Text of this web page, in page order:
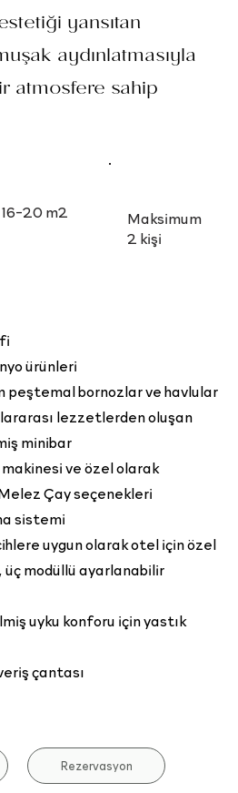
yansıtan
aydınlatmasıyla
atmosfere sahip
ürünleri
peştemal bornozlar ve havlular
lezzetlerden oluşan
minibar
ve özel olarak
Çay seçenekleri
sistemi
uygun olarak otel için özel
üç modüllü ayarlanabilir
uyku konforu için yastık
çantası
16-20 m2
Maksimum
2 kişi
Rezervasyon